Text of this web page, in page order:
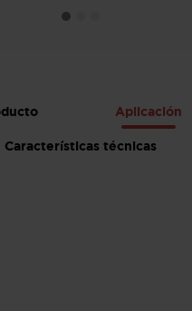
Aplicación
Características técnicas